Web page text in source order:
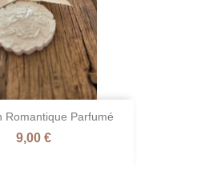
Romantique Parfumé
Prix
9,00 €